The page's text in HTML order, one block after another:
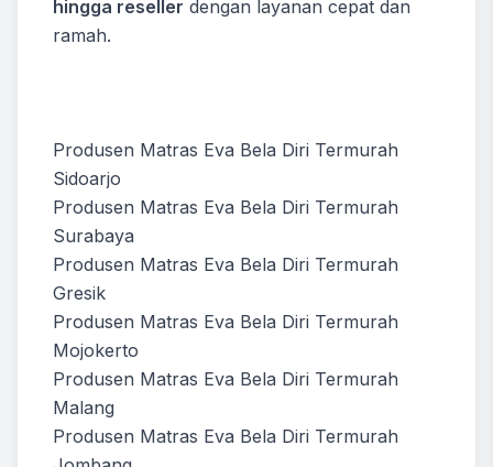
hingga reseller dengan layanan cepat dan
ramah.
Produsen Matras Eva Bela Diri Termurah
Sidoarjo
Produsen Matras Eva Bela Diri Termurah
Surabaya
Produsen Matras Eva Bela Diri Termurah
Gresik
Produsen Matras Eva Bela Diri Termurah
Mojokerto
Produsen Matras Eva Bela Diri Termurah
Malang
Produsen Matras Eva Bela Diri Termurah